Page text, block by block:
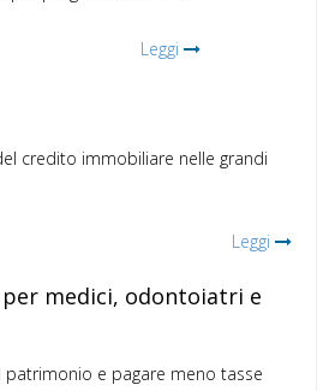
Leggi
credito immobiliare nelle grandi
Leggi
medici, odontoiatri e
patrimonio e pagare meno tasse